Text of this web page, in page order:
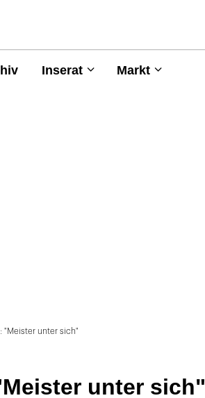
Inserat Markt
"Meister unter sich"
unter sich"